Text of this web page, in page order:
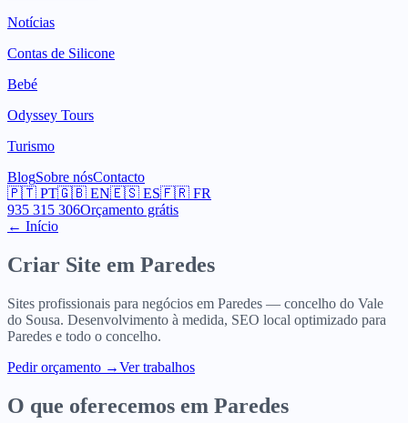
Notícias
Contas de Silicone
Bebé
Odyssey Tours
Turismo
BlogSobre nósContacto
🇵🇹 PT🇬🇧 EN🇪🇸 ES🇫🇷 FR
935 315 306Orçamento grátis
← Início
Criar Site em Paredes
Sites profissionais para negócios em Paredes — concelho do Vale
do Sousa. Desenvolvimento à medida, SEO local optimizado para
Paredes e todo o concelho.
Pedir orçamento →Ver trabalhos
O que oferecemos em Paredes